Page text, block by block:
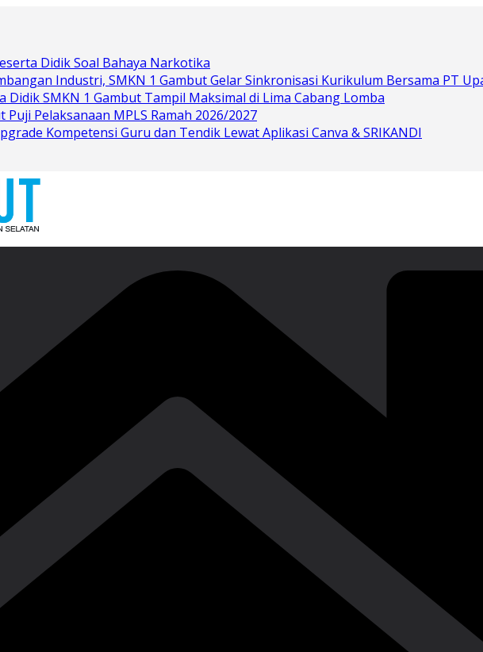
Didik Soal Bahaya Narkotika
Industri, SMKN 1 Gambut Gelar Sinkronisasi Kurikulum Bersama PT
SMKN 1 Gambut Tampil Maksimal di Lima Cabang Lomba
Pelaksanaan MPLS Ramah 2026/2027
Kompetensi Guru dan Tendik Lewat Aplikasi Canva & SRIKANDI